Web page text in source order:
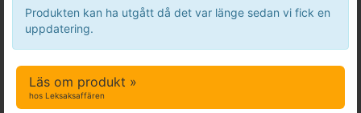
Produkten kan ha utgått då det var länge sedan vi fick en
uppdatering.
Läs om produkt »
hos Leksaksaffären